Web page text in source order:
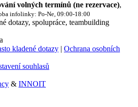
volných termínů (ne rezervace),
infolinky: Po-Ne, 09:00-18:00
dotazy, spolupráce, teambuilding
kladené dotazy | Ochrana osobních
souhlasů
& INNOIT